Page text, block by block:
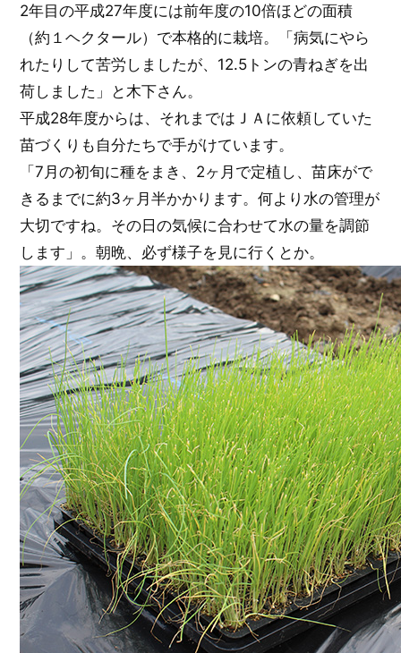
2年目の平成27年度には前年度の10倍ほどの面積
（約１ヘクタール）で本格的に栽培。「病気にやら
れたりして苦労しましたが、12.5トンの青ねぎを出
荷しました」と木下さん。
平成28年度からは、それまではＪＡに依頼していた
苗づくりも自分たちで手がけています。
「7月の初旬に種をまき、2ヶ月で定植し、苗床がで
きるまでに約3ヶ月半かかります。何より水の管理が
大切ですね。その日の気候に合わせて水の量を調節
します」。朝晩、必ず様子を見に行くとか。